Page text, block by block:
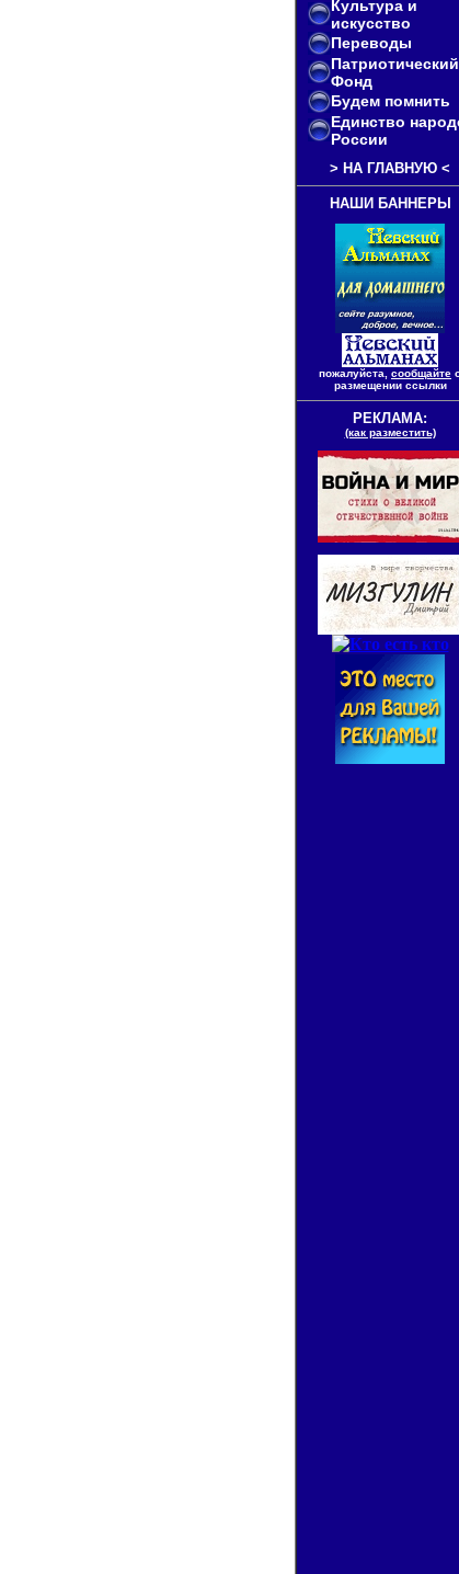
Культура и
искусство
Переводы
Патриотический
Фонд
Будем помнить
Единство
России
> НА ГЛАВНУЮ <
НАШИ БАННЕРЫ
пожалуйста, сообщайте
размещении ссылки
РЕКЛАМА:
(как разместить)